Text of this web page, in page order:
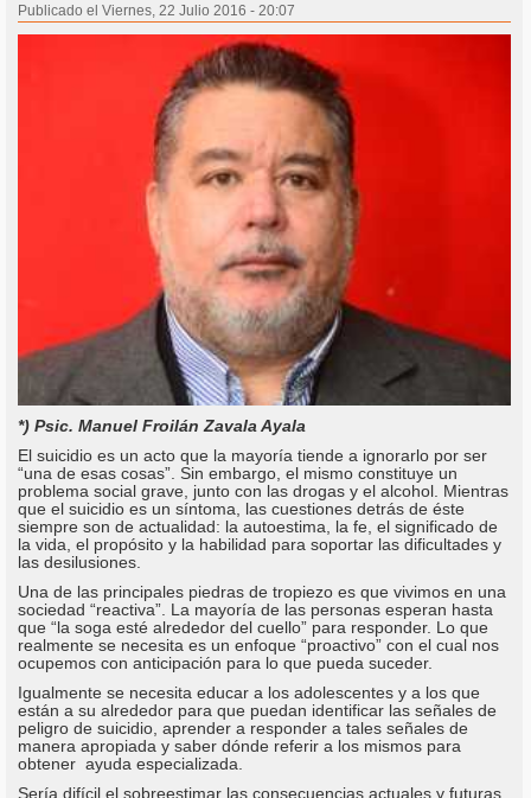
Publicado el Viernes, 22 Julio 2016 - 20:07
*) Psic. Manuel Froilán Zavala Ayala
El suicidio es un acto que la mayoría tiende a ignorarlo por ser
“una de esas cosas”. Sin embargo, el mismo constituye un
problema social grave, junto con las drogas y el alcohol. Mientras
que el suicidio es un síntoma, las cuestiones detrás de éste
siempre son de actualidad: la autoestima, la fe, el significado de
la vida, el propósito y la habilidad para soportar las dificultades y
las desilusiones.
Una de las principales piedras de tropiezo es que vivimos en una
sociedad “reactiva”. La mayoría de las personas esperan hasta
que “la soga esté alrededor del cuello” para responder. Lo que
realmente se necesita es un enfoque “proactivo” con el cual nos
ocupemos con anticipación para lo que pueda suceder.
Igualmente se necesita educar a los adolescentes y a los que
están a su alrededor para que puedan identificar las señales de
peligro de suicidio, aprender a responder a tales señales de
manera apropiada y saber dónde referir a los mismos para
obtener ayuda especializada.
Sería difícil el sobreestimar las consecuencias actuales y futuras